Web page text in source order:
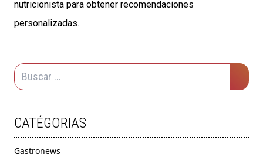
nutricionista para obtener recomendaciones
personalizadas.
CATÉGORIAS
Gastronews